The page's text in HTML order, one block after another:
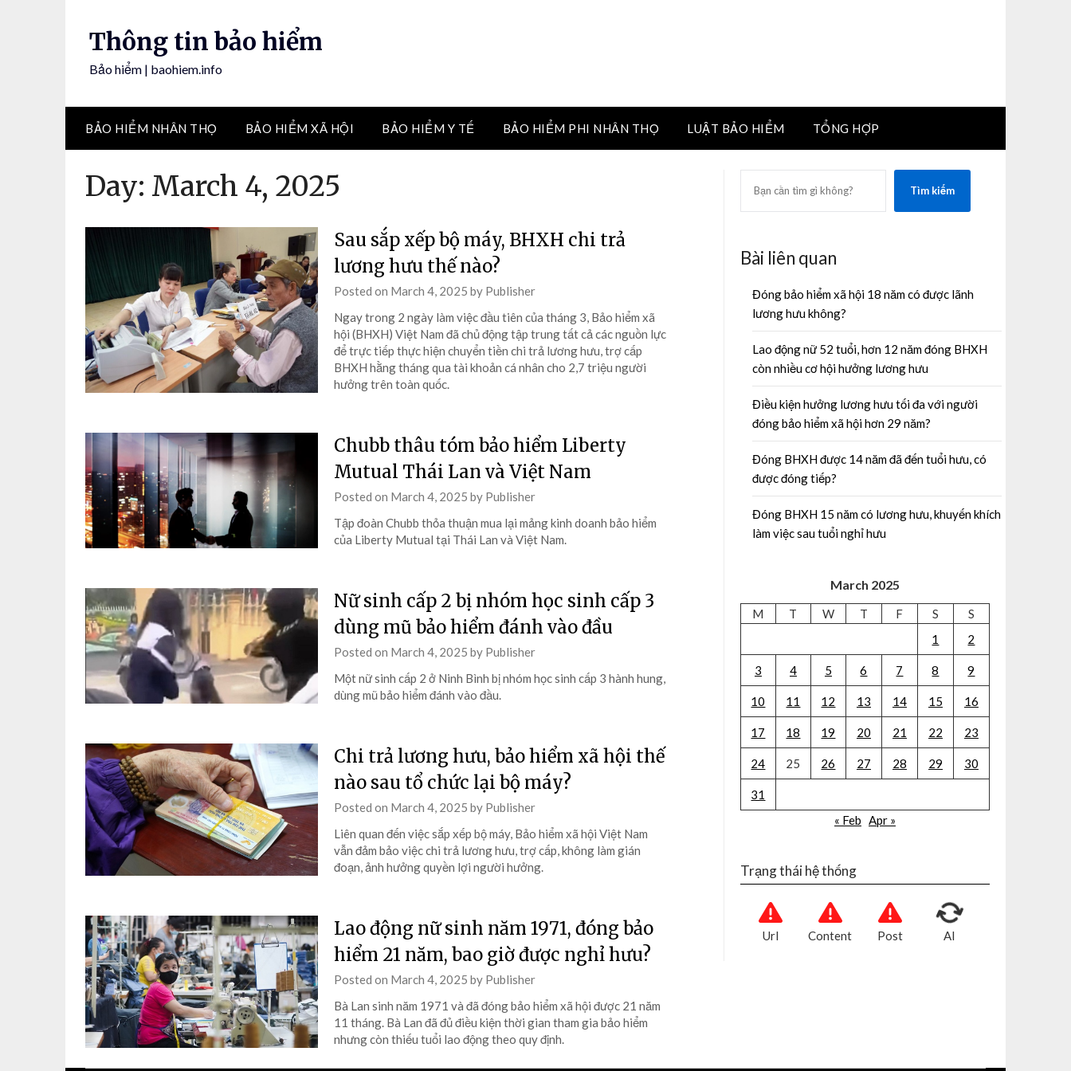
Thông tin bảo hiểm
Bảo hiểm | baohiem.info
BẢO HIỂM NHÂN THỌ BẢO HIỂM XÃ HỘI BẢO HIỂM Y TẾ BẢO HIỂM PHI NHÂN THỌ LUẬT BẢO HIỂM TỔNG HỢP
Day: March 4, 2025
Sau sắp xếp bộ máy, BHXH chi trả
lương hưu thế nào?
Posted on March 4, 2025 by Publisher
Ngay trong 2 ngày làm việc đầu tiên của tháng 3, Bảo hiểm xã
hội (BHXH) Việt Nam đã chủ động tập trung tất cả các nguồn lực
để trực tiếp thực hiện chuyển tiền chi trả lương hưu, trợ cấp
BHXH hằng tháng qua tài khoản cá nhân cho 2,7 triệu người
hưởng trên toàn quốc.
Chubb thâu tóm bảo hiểm Liberty
Mutual Thái Lan và Việt Nam
Posted on March 4, 2025 by Publisher
Tập đoàn Chubb thỏa thuận mua lại mảng kinh doanh bảo hiểm
của Liberty Mutual tại Thái Lan và Việt Nam.
Nữ sinh cấp 2 bị nhóm học sinh cấp 3
dùng mũ bảo hiểm đánh vào đầu
Posted on March 4, 2025 by Publisher
Một nữ sinh cấp 2 ở Ninh Bình bị nhóm học sinh cấp 3 hành hung,
dùng mũ bảo hiểm đánh vào đầu.
Chi trả lương hưu, bảo hiểm xã hội thế
nào sau tổ chức lại bộ máy?
Posted on March 4, 2025 by Publisher
Liên quan đến việc sắp xếp bộ máy, Bảo hiểm xã hội Việt Nam
vẫn đảm bảo việc chi trả lương hưu, trợ cấp, không làm gián
đoạn, ảnh hưởng quyền lợi người hưởng.
Lao động nữ sinh năm 1971, đóng bảo
hiểm 21 năm, bao giờ được nghỉ hưu?
Posted on March 4, 2025 by Publisher
Bà Lan sinh năm 1971 và đã đóng bảo hiểm xã hội được 21 năm
11 tháng. Bà Lan đã đủ điều kiện thời gian tham gia bảo hiểm
nhưng còn thiếu tuổi lao động theo quy định.
Tìm kiếm
Bài liên quan
Đóng bảo hiểm xã hội 18 năm có được lãnh
lương hưu không?
Lao động nữ 52 tuổi, hơn 12 năm đóng BHXH
còn nhiều cơ hội hưởng lương hưu
Điều kiện hưởng lương hưu tối đa với người
đóng bảo hiểm xã hội hơn 29 năm?
Đóng BHXH được 14 năm đã đến tuổi hưu, có
được đóng tiếp?
Đóng BHXH 15 năm có lương hưu, khuyến khích
làm việc sau tuổi nghỉ hưu
March 2025
M T W T F S
S
1
2
3 4 5 6 7 8 9
10 11 12 13 14 15 16
17 18 19 20 21 22 23
24 25 26 27 28 29 30
31
« Feb Apr »
Trạng thái hệ thống
Url Content Post AI